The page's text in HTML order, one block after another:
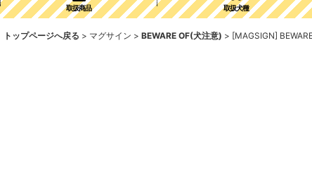
取扱商品 取扱犬種
トップページへ戻る > マグサイン > BEWARE OF(犬注意) > [MAGSIGN]